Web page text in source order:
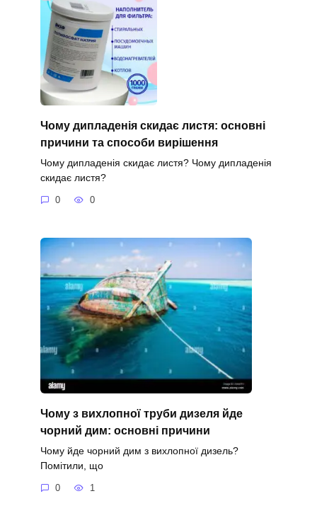
Чому дипладенія скидає листя: основні
причини та способи вирішення
Чому дипладенія скидає листя? Чому дипладенія
скидає листя?
0 0
Чому з вихлопної труби дизеля йде
чорний дим: основні причини
Чому йде чорний дим з вихлопної дизель?
Помітили, що
0 1